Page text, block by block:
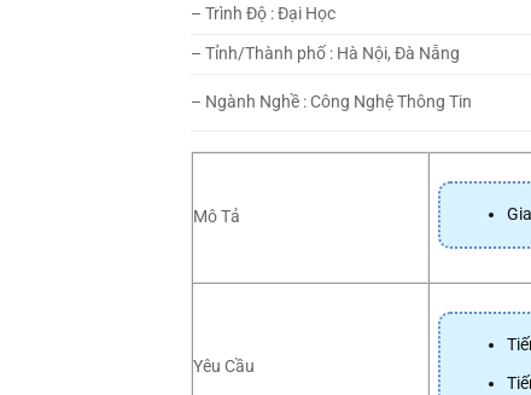
– Trình Độ : Đại Học
– Tỉnh/Thành phố : Hà Nội, Đà Nẵng
– Ngành Nghề : Công Nghệ Thông Tin
Mô Tả
Yêu Cầu